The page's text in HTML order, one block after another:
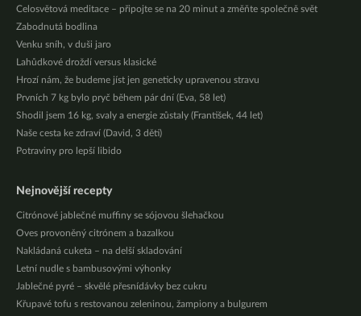
Celosvětová meditace – připojte se na 20 minut a změňte společně svět
Zabodnutá bodlina
Venku sníh, v duši jaro
Lahůdkové droždí versus klasické
Hrozí nám, že budeme jíst jen geneticky upravenou stravu
Prvních 7 kg bylo pryč během pár dní (Eva, 58 let)
Shodil jsem 16 kg, svaly a energie zůstaly (František, 44 let)
Naše cesta ke zdraví (David, 3 děti)
Potraviny pro lepší libido
Nejnovější recepty
Citrónové jablečné muffiny se sójovou šlehačkou
Oves provoněný citrónem a bazalkou
Nakládaná cuketa – na delší skladování
Letní nudle s bambusovými výhonky
Jablečné pyré – skvělé přesnídávky bez cukru
Křupavé tofu s restovanou zeleninou, žampiony a bulgurem